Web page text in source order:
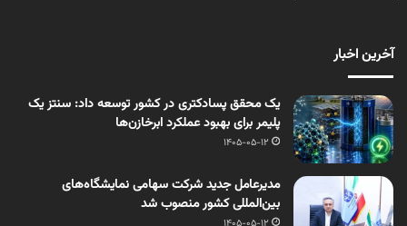
آخرین اخبار
یک محقق پسادکتری در کشور توسعه داد: سنتز یک
پلیمر برای بهبود عملکرد ابرخازن‌ها
1405-05-12
مدیرعامل جدید شرکت سهامی نمایشگاه‌های
بین‌المللی کشور منصوب شد